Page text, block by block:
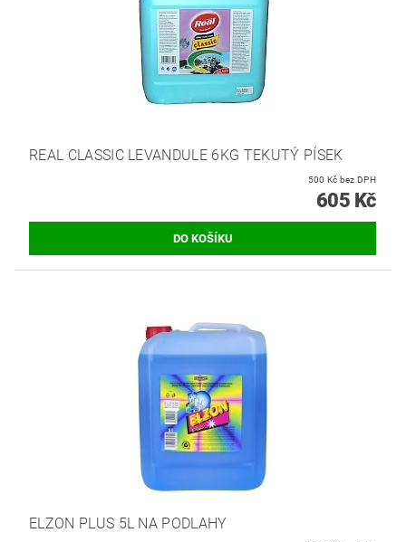
REAL CLASSIC LEVANDULE 6KG TEKUTÝ PÍSEK
500 Kč bez DPH
605 Kč
ELZON PLUS 5L NA PODLAHY